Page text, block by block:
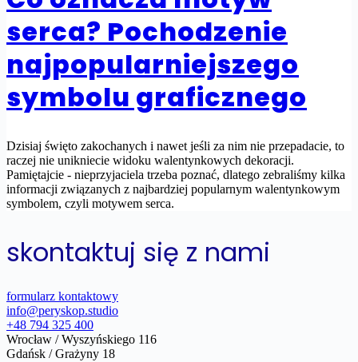
serca? Pochodzenie
najpopularniejszego
symbolu graficznego
Dzisiaj święto zakochanych i nawet jeśli za nim nie przepadacie, to
raczej nie unikniecie widoku walentynkowych dekoracji.
Pamiętajcie - nieprzyjaciela trzeba poznać, dlatego zebraliśmy kilka
informacji związanych z najbardziej popularnym walentynkowym
symbolem, czyli motywem serca.
skontaktuj się z nami
formularz kontaktowy
info@peryskop.studio
+48 794 325 400
Wrocław / Wyszyńskiego 116
Gdańsk / Grażyny 18